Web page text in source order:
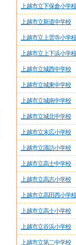
上越市立下保倉小学校
上越市立新道中学校
上越市立上雲寺小学校
上越市立上下浜小学校
上越市立城西中学校
上越市立城東中学校
上越市立城南中学校
上越市立城北中学校
上越市立末広小学校
上越市立諏訪小学校
上越市立高士中学校
上越市立高志小学校
上越市立高田西小学校
上越市立高士小学校
上越市立谷浜小学校
上越市立第二中学校